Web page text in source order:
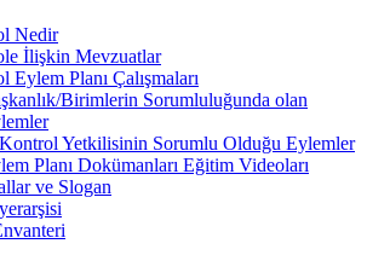
Nedir
İlişkin Mevzuatlar
Eylem Planı Çalışmaları
Birimlerin Sorumluluğunda olan
Yetkilisinin Sorumlu Olduğu Eylemler
Planı Dokümanları Eğitim Videoları
ve Slogan